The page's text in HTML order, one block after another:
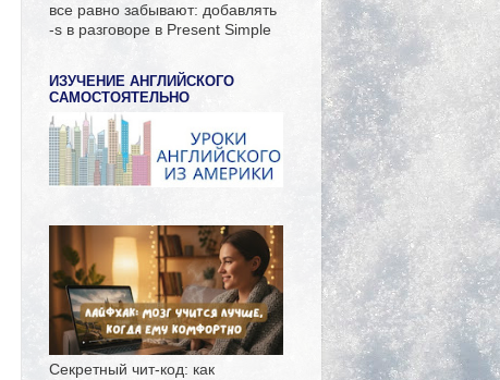
все равно забывают: добавлять
-s в разговоре в Present Simple
ИЗУЧЕНИЕ АНГЛИЙСКОГО
САМОСТОЯТЕЛЬНО
Секретный чит-код: как